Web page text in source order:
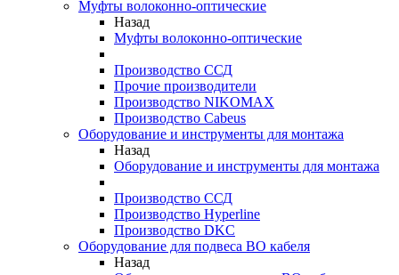
Муфты волоконно-оптические
Назад
Муфты волоконно-оптические
Производство ССД
Прочие производители
Производство NIKOMAX
Производство Cabeus
Оборудование и инструменты для монтажа
Назад
Оборудование и инструменты для монтажа
Производство ССД
Производство Hyperline
Производство DKC
Оборудование для подвеса ВО кабеля
Назад